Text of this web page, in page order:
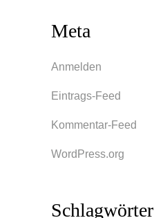
Meta
Anmelden
Eintrags-Feed
Kommentar-Feed
WordPress.org
Schlagwörter